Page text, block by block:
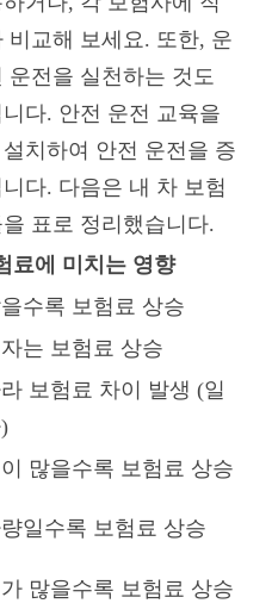
비교해 보세요. 또한, 운
전을 실천하는 것도
다. 안전 운전 교육을
치하여 안전 운전을 증
다. 다음은 내 차 보험
표로 정리했습니다.
료에 미치는 영향
수록 보험료 상승
는 보험료 상승
보험료 차이 발생 (일
많을수록 보험료 상승
일수록 보험료 상승
많을수록 보험료 상승